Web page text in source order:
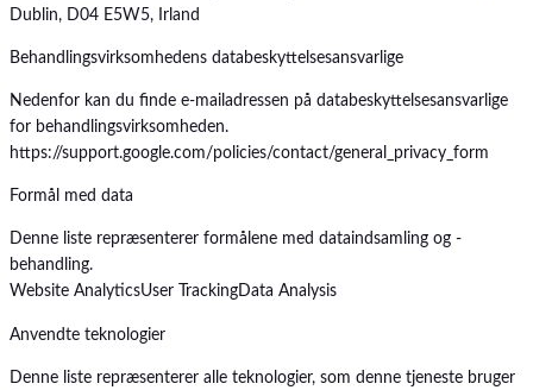
Dublin, D04 E5W5, Irland
Behandlingsvirksomhedens databeskyttelsesansvarlige
Nedenfor kan du finde e-mailadressen på databeskyttelsesansvarlige
for behandlingsvirksomheden.
https://support.google.com/policies/contact/general_privacy_form
Formål med data
Denne liste repræsenterer formålene med dataindsamling og -
behandling.
Website AnalyticsUser TrackingData Analysis
Anvendte teknologier
Denne liste repræsenterer alle teknologier, som denne tjeneste bruger